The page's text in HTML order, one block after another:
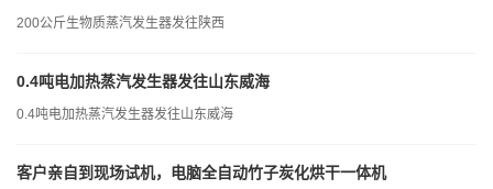
200公斤生物质蒸汽发生器发往陕西
0.4吨电加热蒸汽发生器发往山东威海
0.4吨电加热蒸汽发生器发往山东威海
客户亲自到现场试机，电脑全自动竹子炭化烘干一体机